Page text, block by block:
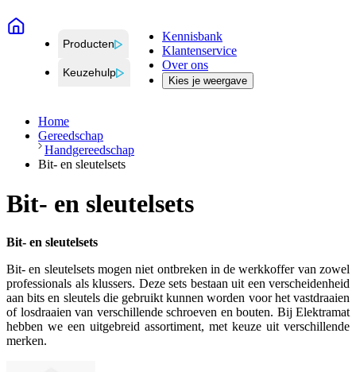
Producten
Keuzehulp
Kennisbank
Klantenservice
Over ons
Kies je weergave
Home
Gereedschap
Handgereedschap
Bit- en sleutelsets
Bit- en sleutelsets
Bit- en sleutelsets
Bit- en sleutelsets mogen niet ontbreken in de werkkoffer van zowel
professionals als klussers. Deze sets bestaan uit een verscheidenheid
aan bits en sleutels die gebruikt kunnen worden voor het vastdraaien
of losdraaien van verschillende schroeven en bouten. Bij Elektramat
hebben we een uitgebreid assortiment, met keuze uit verschillende
merken.